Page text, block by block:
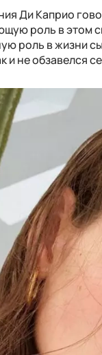
Ди Каприо
роль в этом
роль в жизни
и не обзавелся